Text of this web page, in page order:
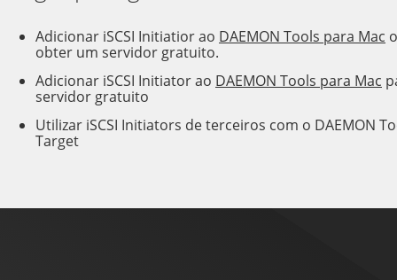
Adicionar iSCSI Initiatior ao DAEMON Tools para Mac
obter um servidor gratuito.
Adicionar iSCSI Initiator ao DAEMON Tools para Mac
servidor gratuito
Utilizar iSCSI Initiators de terceiros com o DAEMON
Target